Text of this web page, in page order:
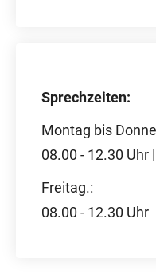
Sprechzeiten:
Montag bis
08.00 - 12.30 Uhr
Freitag.:
08.00 - 12.30 Uhr